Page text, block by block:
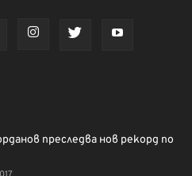
преследва нов рекорд по